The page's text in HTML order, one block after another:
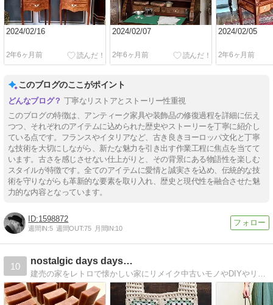
2024/02/16
2年6ヶ月前
2024/02/07
2年6ヶ月前
2024/02/05
2年6ヶ月前
このブログのここがポイント
丁寧なリストアとストーリー性重視
このブログの特徴は、アンティーク家具や装飾品の修復過程を詳細に伝え
つつ、それぞれのアイテムに込められた歴史やストーリーを丁寧に紹介し
ている点です。フランスやイタリアなど、古き良きヨーロッパ文化と丁寧
な技術を大切にしながら、新たな魅力を引き出す作業工程に焦点を当てて
います。古さを感じさせない仕上がりと、その背景にある物語性を楽しむ
スタイルが特徴です。全てのアイテムに愛情と誠実さを込め、伝統的な技
術を守りながらも革新的な要素を取り入れ、歴史と現代性を融合させた魅
力的な内容となっています。
1598872
週間IN:5 週間OUT:75 月間IN:10
10
nostalgic days days…